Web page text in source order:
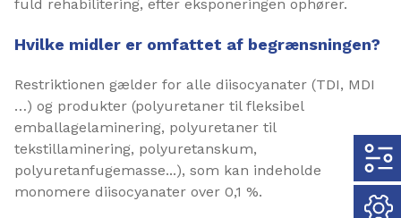
fuld rehabilitering, efter eksponeringen ophører.
Hvilke midler er omfattet af begrænsningen?
Restriktionen gælder for alle diisocyanater (TDI, MDI
…) og produkter (polyuretaner til fleksibel
emballagelaminering, polyuretaner til
tekstillaminering, polyuretanskum,
polyuretanfugemasse...), som kan indeholde
monomere diisocyanater over 0,1 %.